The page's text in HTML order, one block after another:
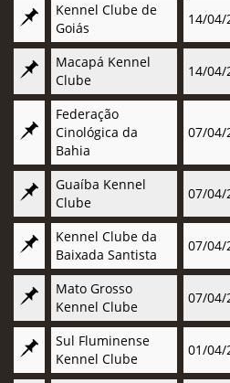
Kennel Clube de
Goiás
14/04/
Macapá Kennel
Clube
14/04/
Federação
Cinológica da
Bahia
07/04/
Guaíba Kennel
Clube
07/04/
Kennel Clube da
Baixada Santista
07/04/
Mato Grosso
Kennel Clube
07/04/
Sul Fluminense
Kennel Clube
01/04/